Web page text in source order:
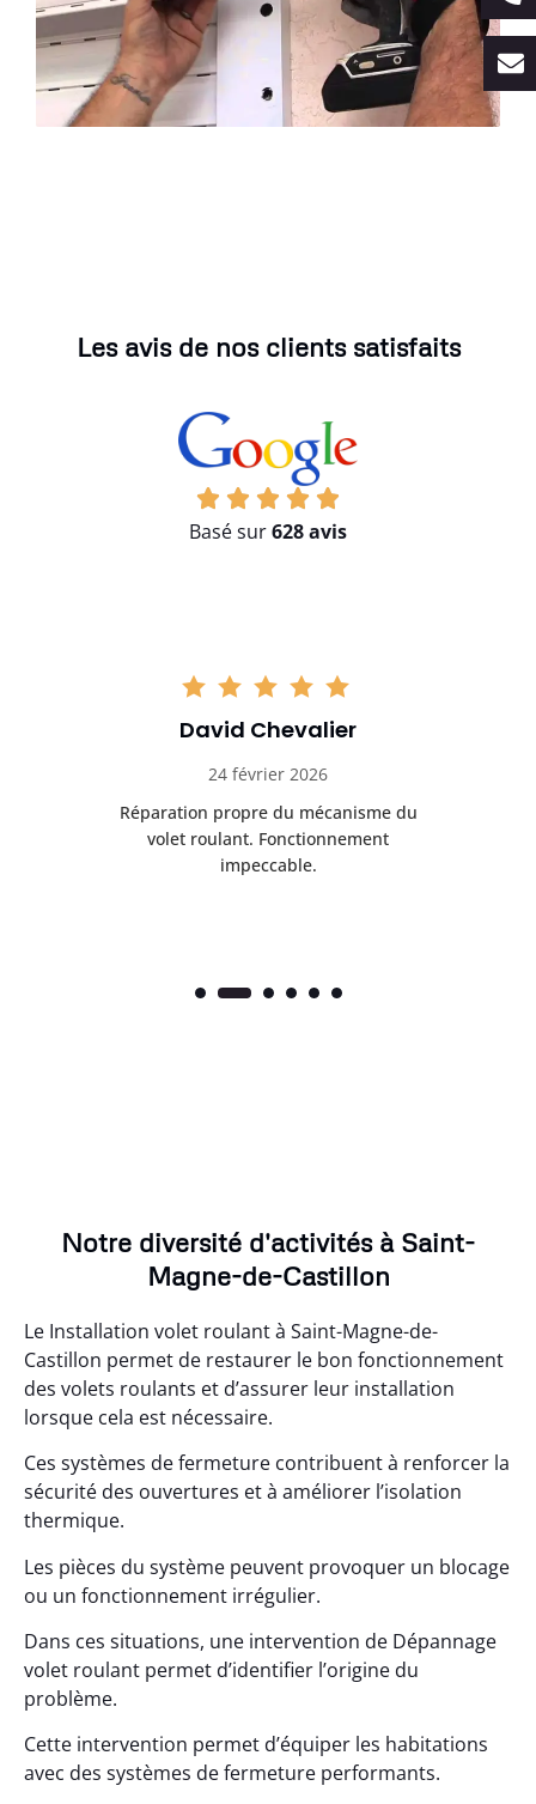
Les avis de nos clients satisfaits
Basé sur628 avis
David Chevalier
24 février 2026
Réparation propre du mécanisme du
volet roulant. Fonctionnement
impeccable.
Notre diversité d'activités à Saint-
Magne-de-Castillon
Le Installation volet roulant à Saint-Magne-de-
Castillon permet de restaurer le bon fonctionnement
des volets roulants et d’assurer leur installation
lorsque cela est nécessaire.
Ces systèmes de fermeture contribuent à renforcer la
sécurité des ouvertures et à améliorer l’isolation
thermique.
Les pièces du système peuvent provoquer un blocage
ou un fonctionnement irrégulier.
Dans ces situations, une intervention de Dépannage
volet roulant permet d’identifier l’origine du
problème.
Cette intervention permet d’équiper les habitations
avec des systèmes de fermeture performants.